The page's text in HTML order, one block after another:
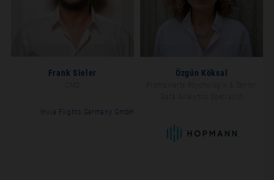
Frank Sieler
Invia Flights Germany GmbH
Özgün Köksal